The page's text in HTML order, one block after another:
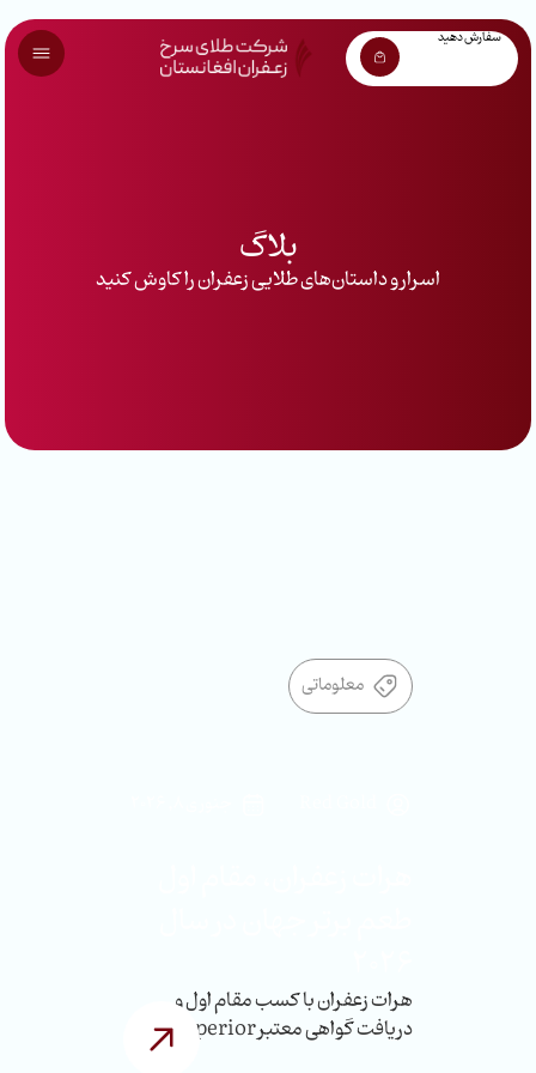
سفارش دهید
بلاگ
اسرار و داستان‌های طلایی زعفران را کاوش کنید
معلوماتی
هرات زعفران با کسب مقام اول و
دریافت گواهی معتبر Superior